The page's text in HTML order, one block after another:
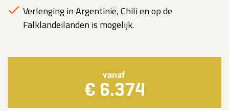
Verlenging in Argentinië, Chili en op de
Falklandeilanden is mogelijk.
vanaf
€ 6.374